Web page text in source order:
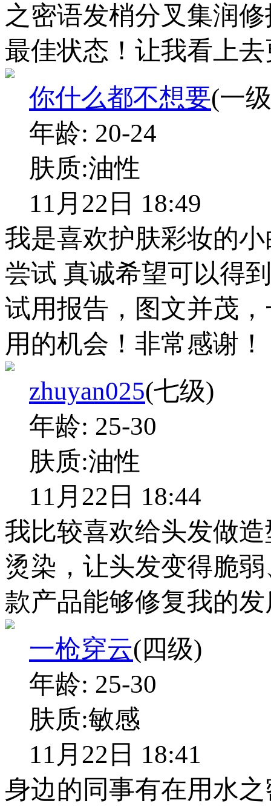
之密语发梢分叉集润
最佳状态！让我看上
你什么都不想要(一
年龄: 20-24
肤质:油性
11月22日 18:49
我是喜欢护肤彩妆的
尝试 真诚希望可以得
试用报告，图文并茂
用的机会！非常感谢
zhuyan025(七级)
年龄: 25-30
肤质:油性
11月22日 18:44
我比较喜欢给头发做
烫染，让头发变得脆
款产品能够修复我的
一枪穿云(四级)
年龄: 25-30
肤质:敏感
11月22日 18:41
身边的同事有在用水